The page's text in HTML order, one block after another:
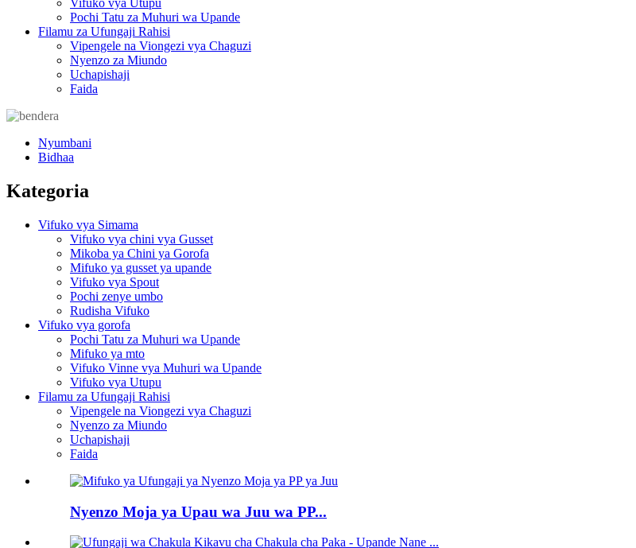
Vifuko vya Utupu
Pochi Tatu za Muhuri wa Upande
Filamu za Ufungaji Rahisi
Vipengele na Viongezi vya Chaguzi
Nyenzo za Miundo
Uchapishaji
Faida
Nyumbani
Bidhaa
Kategoria
Vifuko vya Simama
Vifuko vya chini vya Gusset
Mikoba ya Chini ya Gorofa
Mifuko ya gusset ya upande
Vifuko vya Spout
Pochi zenye umbo
Rudisha Vifuko
Vifuko vya gorofa
Pochi Tatu za Muhuri wa Upande
Mifuko ya mto
Vifuko Vinne vya Muhuri wa Upande
Vifuko vya Utupu
Filamu za Ufungaji Rahisi
Vipengele na Viongezi vya Chaguzi
Nyenzo za Miundo
Uchapishaji
Faida
Nyenzo Moja ya Upau wa Juu wa PP...